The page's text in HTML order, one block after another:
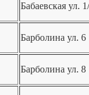
Бабаевская ул.
Барболина ул. 6
Барболина ул. 8